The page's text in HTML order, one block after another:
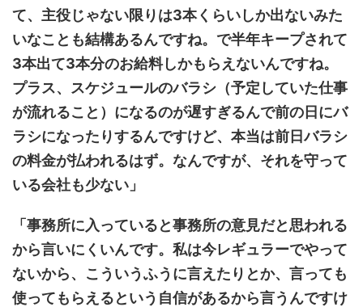
て、主役じゃない限りは3本くらいしか出ないみた
いなことも結構あるんですね。で半年キープされて
3本出て3本分のお給料しかもらえないんですね。
プラス、スケジュールのバラシ（予定していた仕事
が流れること）になるのが遅すぎるんで前の日にバ
ラシになったりするんですけど、本当は前日バラシ
の料金が払われるはず。なんですが、それを守って
いる会社も少ない」
「事務所に入っていると事務所の意見だと思われる
から言いにくいんです。私は今レギュラーでやって
ないから、こういうふうに言えたりとか、言っても
使ってもらえるという自信があるから言うんですけ